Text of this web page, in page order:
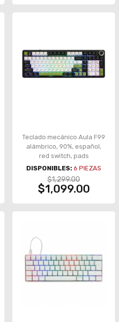
Teclado mecánico Aula F99
alámbrico, 90%, español,
red switch, pads
absorbentes, RGB,
blanco/negro/verde –
8500-0007
DISPONIBLES: 6 PIEZAS
$1,299.00
$1,099.00